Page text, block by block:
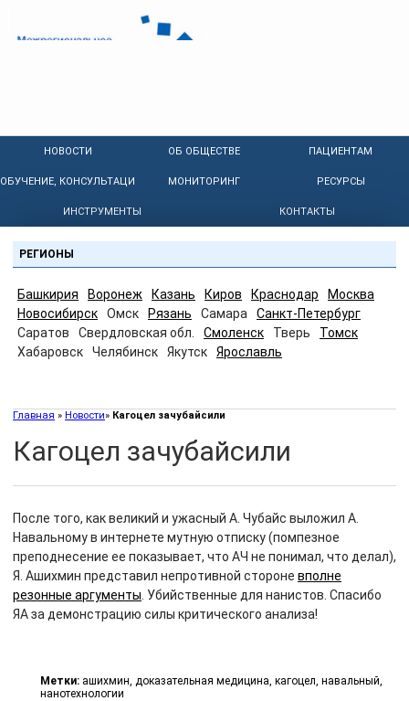
НОВОСТИ ОБ ОБЩЕСТВЕ ПАЦИЕНТАМ
ОБУЧЕНИЕ, КОНСУЛЬТАЦИИ МОНИТОРИНГ РЕСУРСЫ
ИНСТРУМЕНТЫ КОНТАКТЫ
РЕГИОНЫ
Башкирия Воронеж Казань Киров Краснодар
Москва
Новосибирск
Омск Рязань Самара
Санкт-Петербург
Саратов
Свердловская обл. Смоленск Тверь
Томск
Хабаровск
Челябинск Якутск Ярославль
Главная » Новости» Кагоцел зачубайсили
Кагоцел зачубайсили
После того, как великий и ужасный А. Чубайс выложил А.
Навальному в интернете мутную отписку (помпезное
преподнесение ее показывает, что АЧ не понимал, что делал),
Я. Ашихмин представил непротивной стороне вполне
резонные аргументы . Убийственные для нанистов. Спасибо
ЯА за демонстрацию силы критического анализа!
Метки: ашихмин, доказательная медицина, кагоцел, навальный,
нанотехнологии